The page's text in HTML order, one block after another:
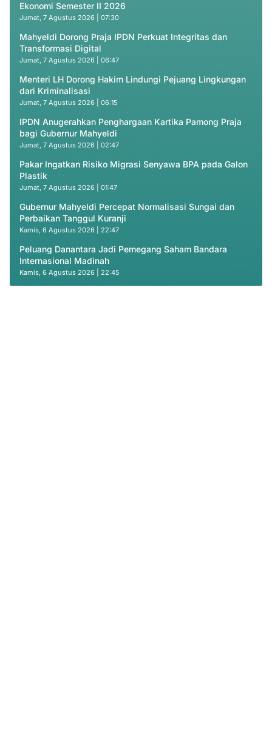
Ekonomi Semester II 2026
Jumat, 7 Agustus 2026 | 07:30
Mahyeldi Dorong Praja IPDN Perkuat Integritas dan
Transformasi Digital
Jumat, 7 Agustus 2026 | 06:47
Menteri LH Dorong Hakim Lindungi Pejuang Lingkungan
dari Kriminalisasi
Jumat, 7 Agustus 2026 | 06:15
IPDN Anugerahkan Penghargaan Kartika Pamong Praja
bagi Gubernur Mahyeldi
Jumat, 7 Agustus 2026 | 02:47
Pakar Ingatkan Risiko Migrasi Senyawa BPA pada Galon
Plastik
Jumat, 7 Agustus 2026 | 01:47
Gubernur Mahyeldi Percepat Normalisasi Sungai dan
Perbaikan Tanggul Kuranji
Kamis, 6 Agustus 2026 | 22:47
Peluang Danantara Jadi Pemegang Saham Bandara
Internasional Madinah
Kamis, 6 Agustus 2026 | 22:45